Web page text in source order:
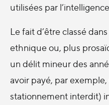
utilisées par
Le fait d’être classé
ethnique ou, plus
un délit mineur des
avoir payé, par
stationnement interdit)